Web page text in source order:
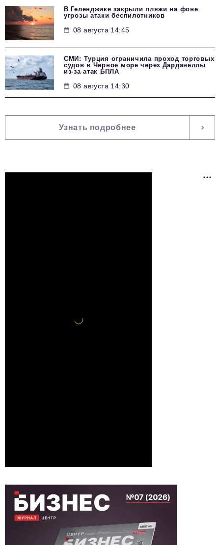
В Геленджике закрыли пляжи на фоне
угрозы атаки беспилотников
08 августа 14:45
СМИ: Турция ограничила проход торговых
судов в Черное море через Дарданеллы
из-за атак БПЛА
08 августа 14:30
Узнать подробнее